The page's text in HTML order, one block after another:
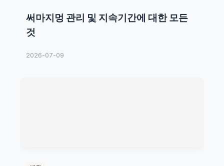
써마지멍 관리 및 지속기간에 대한 모든
것
2026-07-09